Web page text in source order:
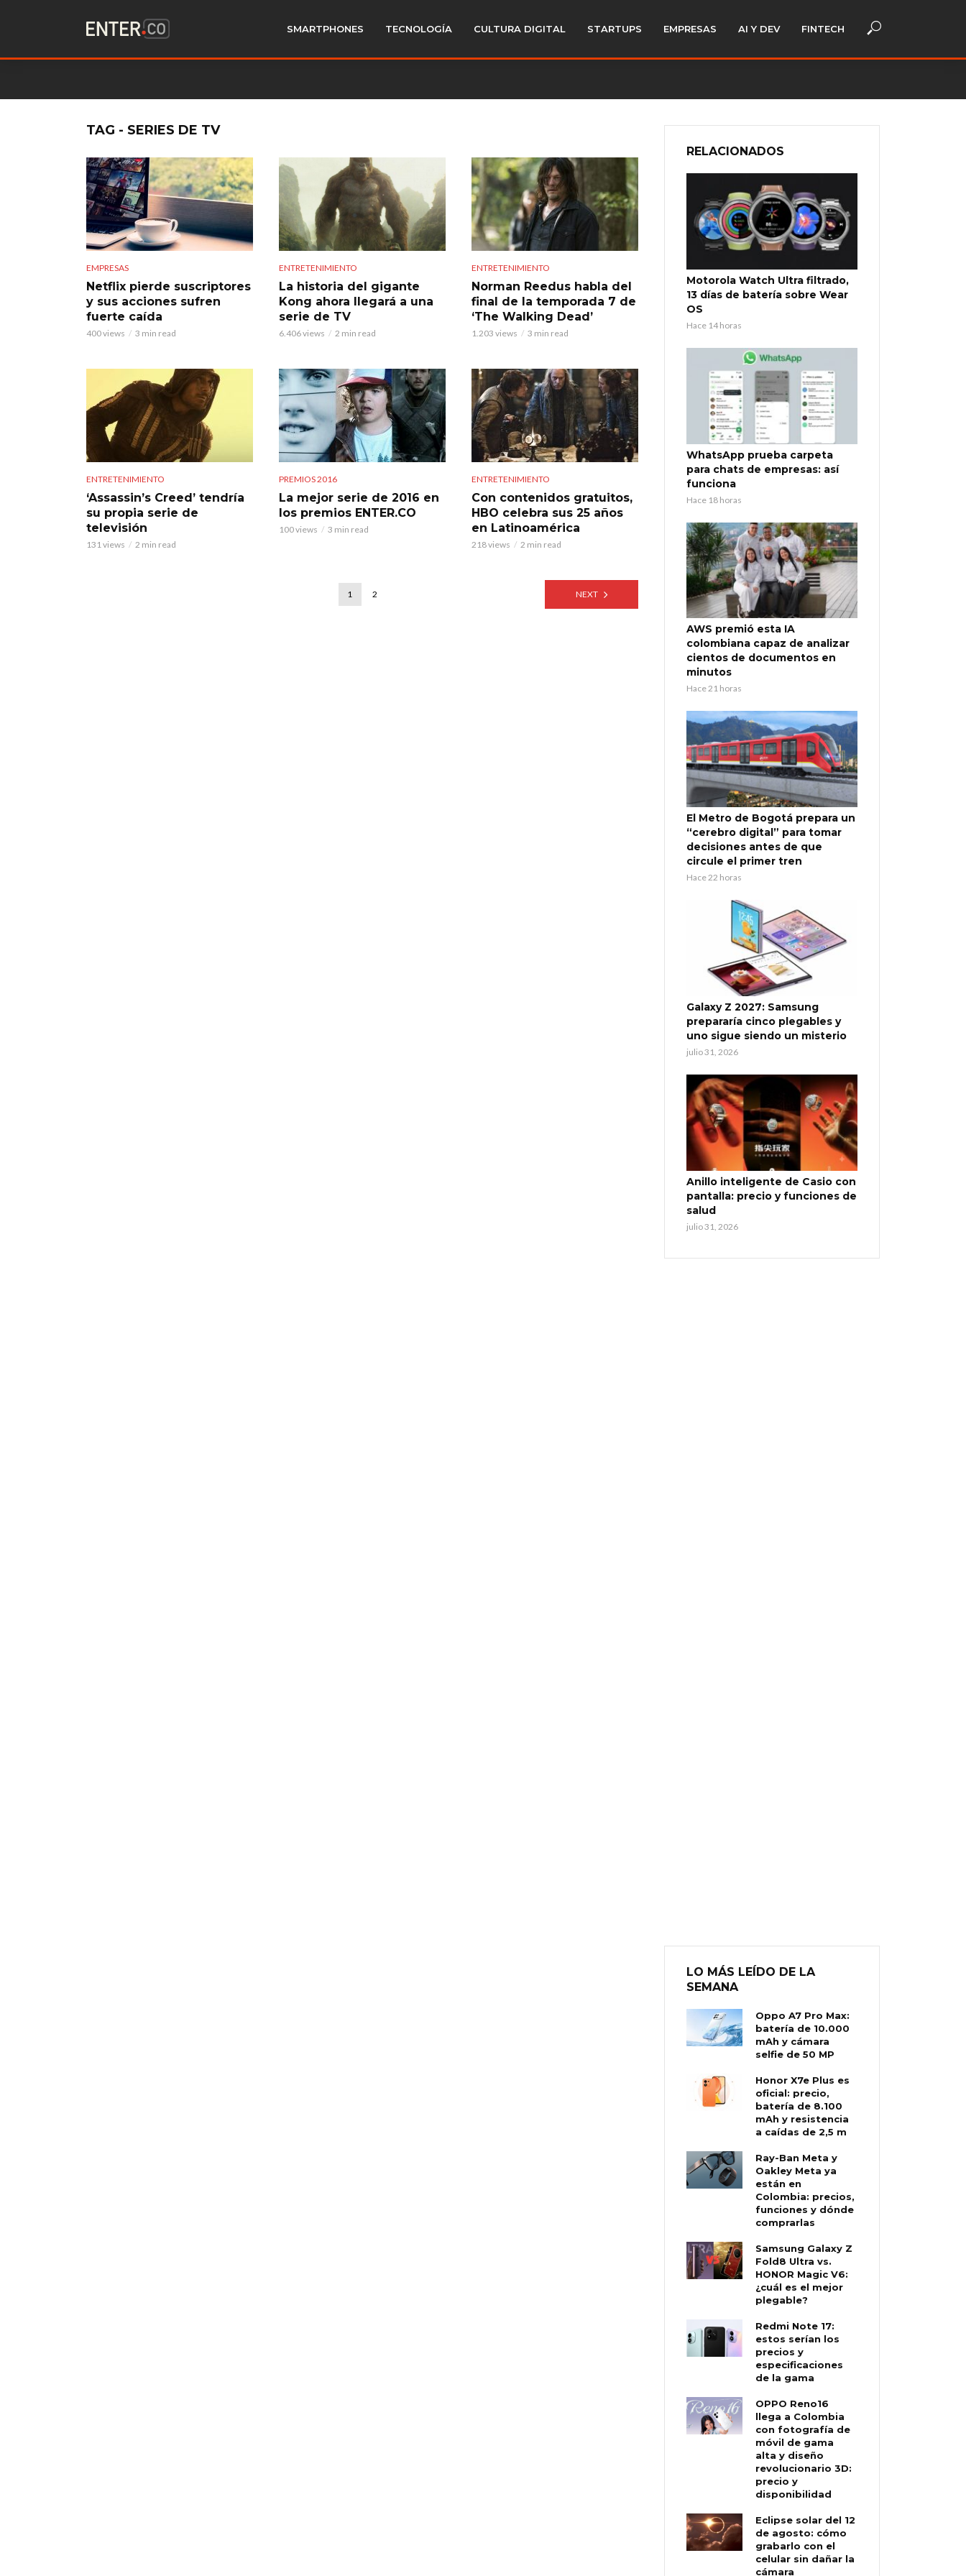
SMARTPHONES TECNOLOGÍA CULTURA DIGITAL STARTUPS EMPRESAS AI Y DEV FINTECH
TAG - SERIES DE TV
EMPRESAS
Netflix pierde suscriptores
y sus acciones sufren
fuerte caída
400 views 3 min read
ENTRETENIMIENTO
La historia del gigante
Kong ahora llegará a una
serie de TV
6.406 views 2 min read
ENTRETENIMIENTO
Norman Reedus habla del
final de la temporada 7 de
‘The Walking Dead’
1.203 views 3 min read
ENTRETENIMIENTO
‘Assassin’s Creed’ tendría
su propia serie de
televisión
131 views 2 min read
PREMIOS 2016
La mejor serie de 2016 en
los premios ENTER.CO
100 views 3 min read
ENTRETENIMIENTO
Con contenidos gratuitos,
HBO celebra sus 25 años
en Latinoamérica
218 views 2 min read
1 2 NEXT
RELACIONADOS
Motorola Watch Ultra filtrado,
13 días de batería sobre Wear
OS
Hace 14 horas
WhatsApp prueba carpeta
para chats de empresas: así
funciona
Hace 18 horas
AWS premió esta IA
colombiana capaz de analizar
cientos de documentos en
minutos
Hace 21 horas
El Metro de Bogotá prepara un
“cerebro digital” para tomar
decisiones antes de que
circule el primer tren
Hace 22 horas
Galaxy Z 2027: Samsung
prepararía cinco plegables y
uno sigue siendo un misterio
julio 31, 2026
Anillo inteligente de Casio con
pantalla: precio y funciones de
salud
julio 31, 2026
LO MÁS LEÍDO DE LA
SEMANA
Oppo A7 Pro Max:
batería de 10.000
mAh y cámara
selfie de 50 MP
Honor X7e Plus es
oficial: precio,
batería de 8.100
mAh y resistencia
a caídas de 2,5 m
Ray-Ban Meta y
Oakley Meta ya
están en
Colombia: precios,
funciones y dónde
comprarlas
Samsung Galaxy Z
Fold8 Ultra vs.
HONOR Magic V6:
¿cuál es el mejor
plegable?
Redmi Note 17:
estos serían los
precios y
especificaciones
de la gama
OPPO Reno16
llega a Colombia
con fotografía de
móvil de gama
alta y diseño
revolucionario 3D:
precio y
disponibilidad
Eclipse solar del 12
de agosto: cómo
grabarlo con el
celular sin dañar la
cámara